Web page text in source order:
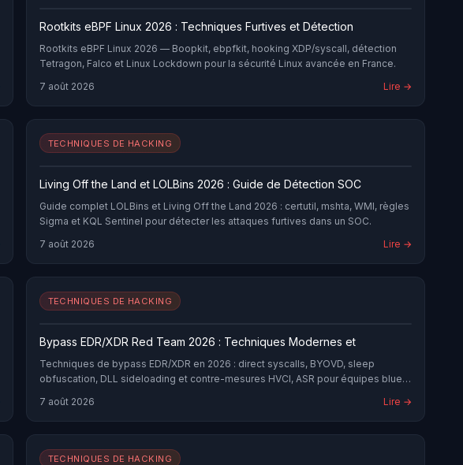
Rootkits eBPF Linux 2026 : Techniques Furtives et Détection
Rootkits eBPF Linux 2026 — Boopkit, ebpfkit, hooking XDP/syscall, détection
Tetragon, Falco et Linux Lockdown pour la sécurité Linux avancée en France.
7 août 2026
Lire →
TECHNIQUES DE HACKING
Living Off the Land et LOLBins 2026 : Guide de Détection SOC
Guide complet LOLBins et Living Off the Land 2026 : certutil, mshta, WMI, règles
Sigma et KQL Sentinel pour détecter les attaques furtives dans un SOC.
7 août 2026
Lire →
TECHNIQUES DE HACKING
Bypass EDR/XDR Red Team 2026 : Techniques Modernes et
Techniques de bypass EDR/XDR en 2026 : direct syscalls, BYOVD, sleep
obfuscation, DLL sideloading et contre-mesures HVCI, ASR pour équipes blue
7 août 2026 Lire →
TECHNIQUES DE HACKING